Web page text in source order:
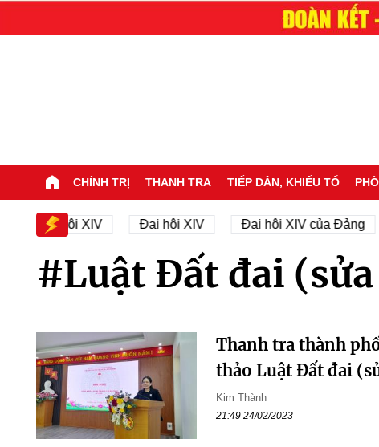
CHÍNH TRỊ THANH TRA TIẾP DÂN, KHIẾU TỐ
sự Đại hội XIV Đại hội XIV Đại hội XIV của Đảng
#Luật Đất đai
Thanh tra thành
thảo Luật Đất đai
Kim Thành
21:49 24/02/2023